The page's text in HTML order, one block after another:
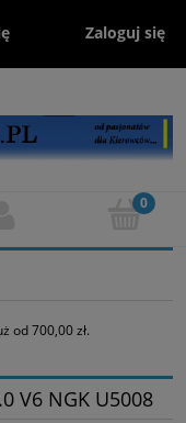
Zaloguj się
od 700,00 zł.
V6 NGK U5008